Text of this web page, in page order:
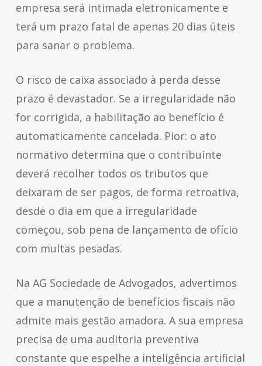
empresa será intimada eletronicamente e
terá um prazo fatal de apenas 20 dias úteis
para sanar o problema.
O risco de caixa associado à perda desse
prazo é devastador. Se a irregularidade não
for corrigida, a habilitação ao benefício é
automaticamente cancelada. Pior: o ato
normativo determina que o contribuinte
deverá recolher todos os tributos que
deixaram de ser pagos, de forma retroativa,
desde o dia em que a irregularidade
começou, sob pena de lançamento de ofício
com multas pesadas.
Na AG Sociedade de Advogados, advertimos
que a manutenção de benefícios fiscais não
admite mais gestão amadora. A sua empresa
precisa de uma auditoria preventiva
constante que espelhe a inteligência artificial